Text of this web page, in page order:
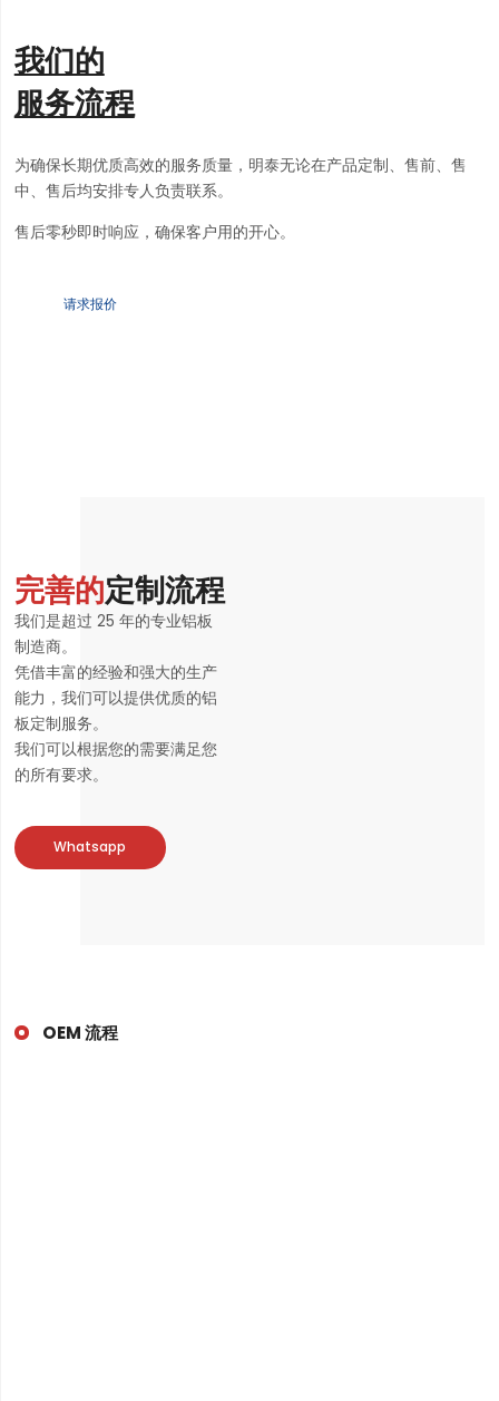
我们的
服务流程
为确保长期优质高效的服务质量，明泰无论在产品定制、售前、售
中、售后均安排专人负责联系。
售后零秒即时响应，确保客户用的开心。
请求报价
完善的定制流程
我们是超过 25 年的专业铝板
制造商。
凭借丰富的经验和强大的生产
能力，我们可以提供优质的铝
板定制服务。
我们可以根据您的需要满足您
的所有要求。
Whatsapp
OEM 流程